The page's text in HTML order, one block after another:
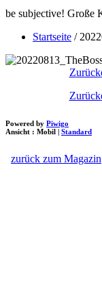
be subjective! Große
Startseite /
Zurück
Zurück
Powered by Piwigo
Ansicht : Mobil Standard
zurück zum Magazin